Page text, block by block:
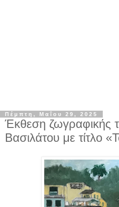
Πέμπτη, Μαΐου 29, 2025
Έκθεση ζωγραφικής
Βασιλάτου με τίτλο